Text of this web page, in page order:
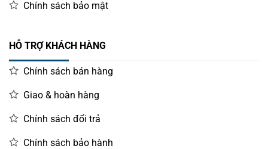
Chính sách bảo mật
HỖ TRỢ KHÁCH HÀNG
Chính sách bán hàng
Giao & hoàn hàng
Chính sách đổi trả
Chính sách bảo hành